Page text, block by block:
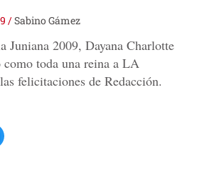
/Sabino Gámez
Juniana 2009, Dayana Charlotte
toda una reina a LA
felicitaciones de Redacción.